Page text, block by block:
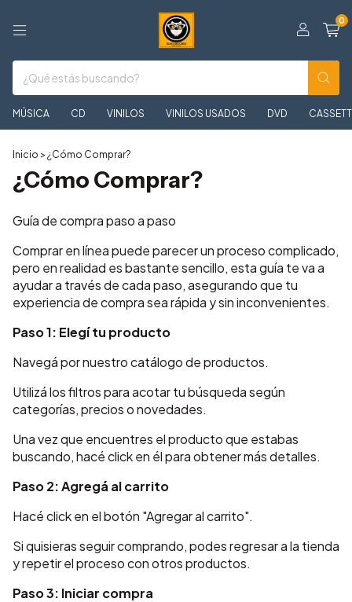
0
MÚSICA CD VINILOS VINILOS USADOS DVD
Inicio > ¿Cómo Comprar?
¿Cómo Comprar?
Guía de compra paso a paso
Comprar en línea puede parecer un proceso complicado,
pero en realidad es bastante sencillo, esta guía te va a
ayudar a través de cada paso, asegurando que tu
experiencia de compra sea rápida y sin inconvenientes.
Paso 1: Elegí tu producto
Navegá por nuestro catálogo de productos.
Utilizá los filtros para acotar tu búsqueda según
categorías, precios o novedades.
Una vez que encuentres el producto que estabas
buscando, hacé click en él para obtener más detalles.
Paso 2: Agregá al carrito
Hacé click en el botón "Agregar al carrito".
Si quisieras seguir comprando, podes regresar a la tienda
y repetir el proceso con otros productos.
Paso 3: Iniciar compra